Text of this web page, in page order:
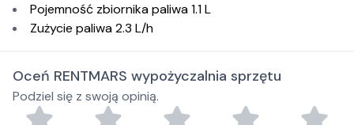
Pojemność zbiornika paliwa 1.1 L
Zużycie paliwa 2.3 L/h
Oceń RENTMARS wypożyczalnia sprzętu
Podziel się z swoją opinią.